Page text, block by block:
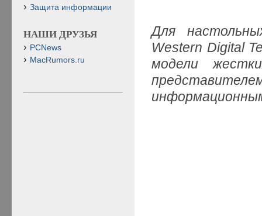
Для
Western Digital
модели
Защита информации
НАШИ ДРУЗЬЯ
PCNews
MacRumors.ru